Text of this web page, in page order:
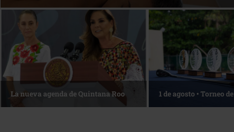
Reconocimiento de viajeros La esencia del servicio